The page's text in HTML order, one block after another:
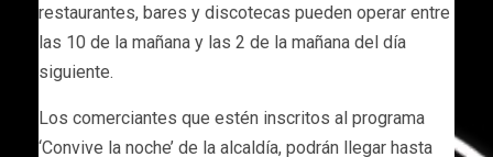
restaurantes, bares y discotecas pueden operar entre
las 10 de la mañana y las 2 de la mañana del día
siguiente.
Los comerciantes que estén inscritos al programa
‘Convive la noche’ de la alcaldía, podrán llegar hasta